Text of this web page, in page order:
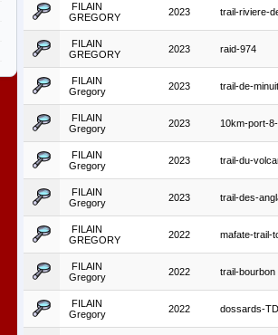
FILAIN
GREGORY
2023 trail-riviere-
FILAIN
GREGORY
2023 raid-974
FILAIN
Gregory
2023 trail-de-minuit
FILAIN
Gregory
2023 10km-port-
FILAIN
Gregory
2023 trail-du-
FILAIN
Gregory
2023 trail-des-
FILAIN
GREGORY
2022 mafate-trail-
FILAIN
Gregory
2022 trail-bourbon
FILAIN
Gregory
2022 dossards-